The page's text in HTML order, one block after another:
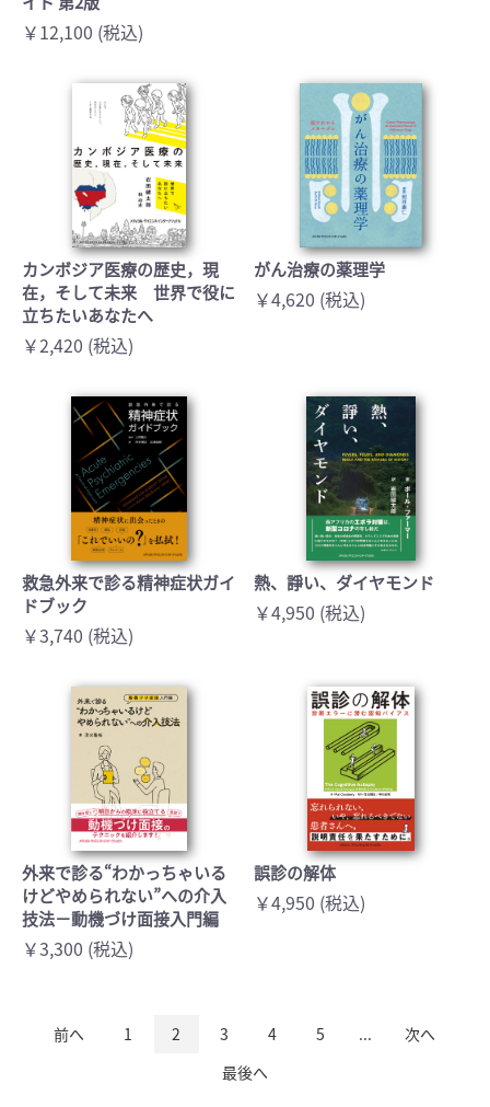
￥12,100 (税込)
カンボジア医療の歴史，現
在，そして未来 世界で役に
立ちたいあなたへ
￥2,420 (税込)
がん治療の薬理学
￥4,620 (税込)
救急外来で診る精神症状ガイ
ドブック
￥3,740 (税込)
熱、諍い、ダイヤモンド
￥4,950 (税込)
外来で診る“わかっちゃいる
けどやめられない”への介入
技法－動機づけ面接入門編
￥3,300 (税込)
誤診の解体
￥4,950 (税込)
前へ 1 2 3 4 5 ...
次へ
最後へ